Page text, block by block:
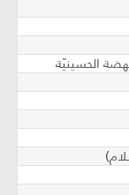
الحسينيّة